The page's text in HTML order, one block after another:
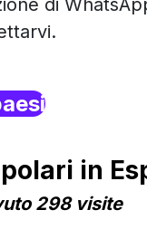
di
in
298 visite